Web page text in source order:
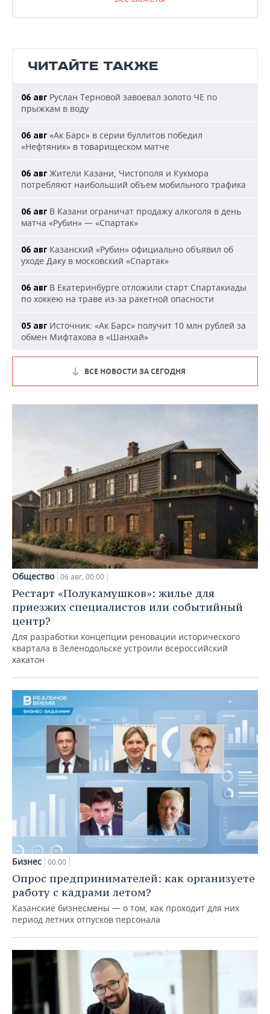
ЧИТАЙТЕ ТАКЖЕ
06 авг Руслан Терновой завоевал золото ЧЕ по
прыжкам в воду
06 авг «Ак Барс» в серии буллитов победил
«Нефтяник» в товарищеском матче
06 авг Жители Казани, Чистополя и Кукмора
потребляют наибольший объем мобильного трафика
06 авг В Казани ограничат продажу алкоголя в день
матча «Рубин» — «Спартак»
06 авг Казанский «Рубин» официально объявил об
уходе Даку в московский «Спартак»
06 авг В Екатеринбурге отложили старт Спартакиады
по хоккею на траве из-за ракетной опасности
05 авг Источник: «Ак Барс» получит 10 млн рублей за
обмен Мифтахова в «Шанхай»
ВСЕ НОВОСТИ ЗА СЕГОДНЯ
Общество 06 авг, 00:00
Рестарт «Полукамушков»: жилье для
приезжих специалистов или событийный
центр?
Для разработки концепции реновации исторического
квартала в Зеленодольске устроили всероссийский
хакатон
Бизнес 00:00
Опрос предпринимателей: как организуете
работу с кадрами летом?
Казанские бизнесмены — о том, как проходит для них
период летних отпусков персонала